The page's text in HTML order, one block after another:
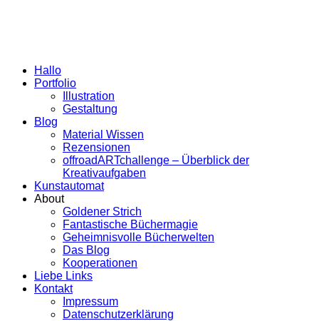
Hallo
Portfolio
Illustration
Gestaltung
Blog
Material Wissen
Rezensionen
offroadARTchallenge – Überblick der
Kreativaufgaben
Kunstautomat
About
Goldener Strich
Fantastische Büchermagie
Geheimnisvolle Bücherwelten
Das Blog
Kooperationen
Liebe Links
Kontakt
Impressum
Datenschutzerklärung